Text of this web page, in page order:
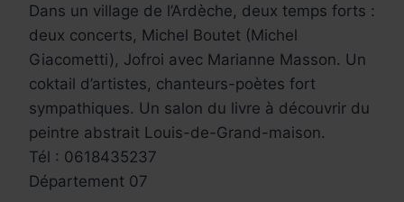
Dans un village de l’Ardèche, deux temps forts :
deux concerts, Michel Boutet (Michel
Giacometti), Jofroi avec Marianne Masson. Un
coktail d’artistes, chanteurs-poètes fort
sympathiques. Un salon du livre à découvrir du
peintre abstrait Louis-de-Grand-maison.
Tél : 0618435237
Département 07